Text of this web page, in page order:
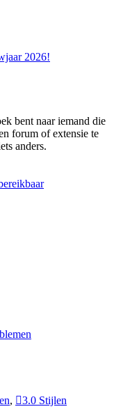
2026!
bent naar iemand die
forum of extensie te
anders.
,
3.0 Stijlen